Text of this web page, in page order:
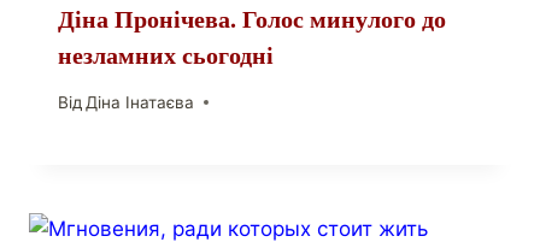
Діна Пронічева. Голос минулого до
незламних сьогодні
Від Діна Інатаєва